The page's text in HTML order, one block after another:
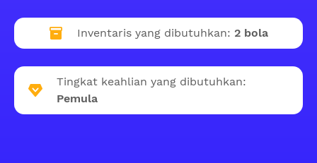
Inventaris yang dibutuhkan: 2 bola
Tingkat keahlian yang dibutuhkan:
Pemula